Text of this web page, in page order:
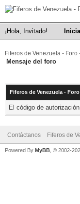
¡Hola, Invitado!
Fiferos de Venezuela - Foro
Mensaje del foro
Fiferos de Venezuela -
El código de
Contáctanos Fiferos de
Powered By MyBB , © 2002-